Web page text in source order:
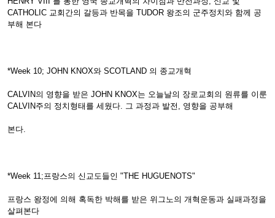
CATHOLIC 교회간의 갈등과 반목을 TUDOR 왕조의 군주정치와 함께 공
부해 본다
*Week 10; JOHN KNOX와 SCOTLAND 의 종교개혁
CALVIN의 영향을 받은 JOHN KNOX는 오늘날의 장로교회의 원류를 이룬
CALVIN주의 정치형태를 세웠다. 그 과정과 발전, 영향을 공부해
본다.
*Week 11;프랑스의 신교도들인 "THE HUGUENOTS"
프랑스 왕정에 의해 혹독한 박해를 받은 위그노의 개혁운동과 실패과정을
살펴본다